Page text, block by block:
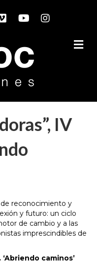
Youtube Instagram
IV
de reconocimiento y
y futuro: un ciclo
de cambio y a las
imprescindibles de
caminos’